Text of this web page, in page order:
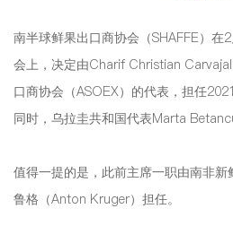
南半球鲜果出口商协会（SHAFFE）在
会上，决定由Charif Christian
口商协会（ASOEX）的代表，担任
同时，乌拉圭共和国代表Marta
值得一提的是，此前主席一职由南非新
鲁格（Anton Kruger）担任。